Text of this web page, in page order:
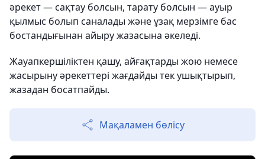
әрекет — сақтау болсын, тарату болсын — ауыр
қылмыс болып саналады және ұзақ мерзімге бас
бостандығынан айыру жазасына әкеледі.
Жауапкершіліктен қашу, айғақтарды жою немесе
жасырыну әрекеттері жағдайды тек ушықтырып,
жазадан босатпайды.
Мақаламен бөлісу